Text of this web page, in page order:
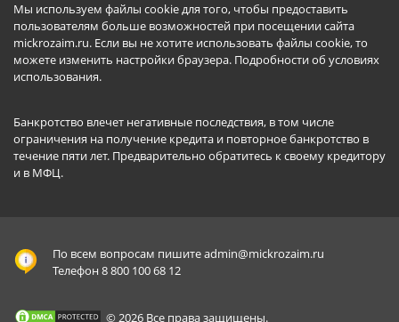
Мы используем файлы cookie для того, чтобы предоставить
пользователям больше возможностей при посещении сайта
mickrozaim.ru. Если вы не хотите использовать файлы cookie, то
можете изменить настройки браузера. Подробности об условиях
использования.
Банкротство влечет негативные последствия, в том числе
ограничения на получение кредита и повторное банкротство в
течение пяти лет. Предварительно обратитесь к своему кредитору
и в МФЦ.
По всем вопросам пишитеadmin@mickrozaim.ru
Телефон 8 800 100 68 12
© 2026 Все права защищены.